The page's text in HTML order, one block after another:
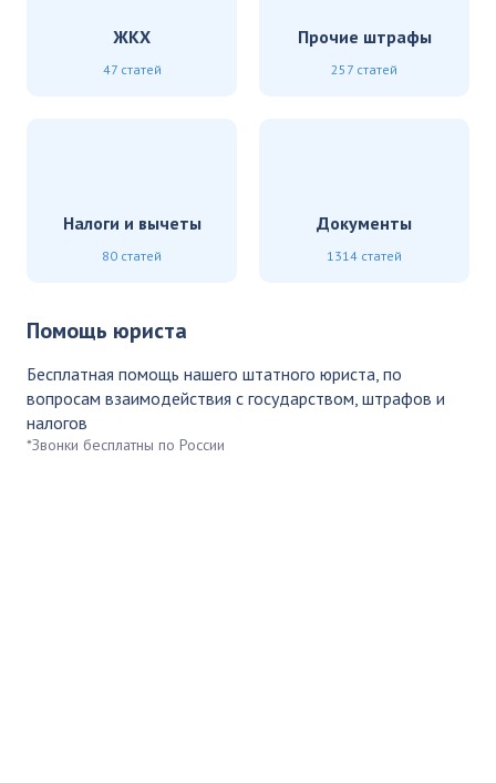
ЖКХ
47 статей
Прочие штрафы
257 статей
Налоги и вычеты
80 статей
Документы
1314 статей
Помощь юриста
Бесплатная помощь нашего штатного юриста, по
вопросам взаимодействия с государством, штрафов и
налогов
*Звонки бесплатны по России